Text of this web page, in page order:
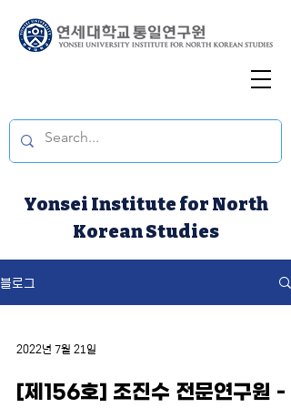
Yonsei Institute for North
Korean Studies
블로그
2022년 7월 21일
[제156호] 조진수 전문연구원 -